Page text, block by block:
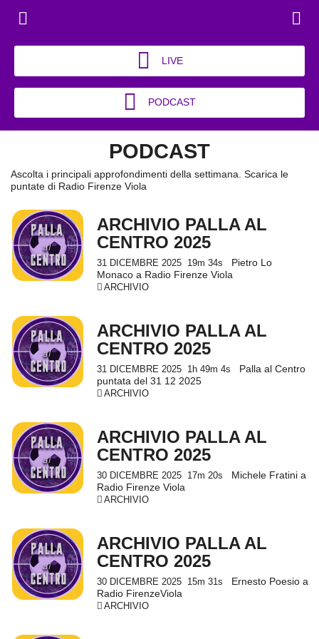
LIVE
PODCAST
PODCAST
Ascolta i principali approfondimenti della settimana. Scarica le
puntate di Radio Firenze Viola
ARCHIVIO PALLA AL
CENTRO 2025
31 DICEMBRE 2025 19m 34s
Pietro Lo
Monaco a Radio Firenze Viola
ARCHIVIO
ARCHIVIO PALLA AL
CENTRO 2025
31 DICEMBRE 2025 1h 49m 4s
Palla al Centro
puntata del 31 12 2025
ARCHIVIO
ARCHIVIO PALLA AL
CENTRO 2025
30 DICEMBRE 2025 17m 20s
Michele Fratini a
Radio Firenze Viola
ARCHIVIO
ARCHIVIO PALLA AL
CENTRO 2025
30 DICEMBRE 2025 15m 31s
Ernesto Poesio a
Radio FirenzeViola
ARCHIVIO